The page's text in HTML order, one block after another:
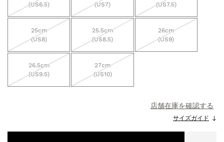
(US6.5)
(US7)
(US7.5)
25cm
(US8)
25.5cm
(US8.5)
26cm
(US9)
26.5cm
(US9.5)
27cm
(US10)
店舗在庫を確認する
サイズガイド